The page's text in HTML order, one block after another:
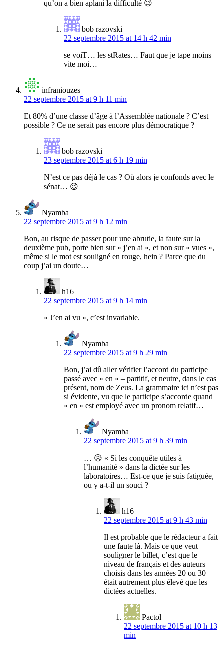
qu’on a bien aplani la difficulté 😉
bob razovski
22 septembre 2015 at 14 h 42 min
se voiT… les stRates… Faut que je tape moins
vite moi…
infraniouzes
22 septembre 2015 at 9 h 11 min
Et 80% d’une classe d’âge à l’Assemblée nationale ? C’est
possible ? Ce ne serait pas encore plus démocratique ?
bob razovski
23 septembre 2015 at 6 h 19 min
N’est ce pas déjà le cas ? Où alors je confonds avec le
sénat… 😉
Nyamba
22 septembre 2015 at 9 h 12 min
Bon, au risque de passer pour une abrutie, la faute sur la
deuxième pub, porte bien sur « j’en ai », et non sur « vues »,
même si le mot est souligné en rouge, hein ? Parce que du
coup j’ai un doute…
h16
22 septembre 2015 at 9 h 14 min
« J’en ai vu », c’est invariable.
Nyamba
22 septembre 2015 at 9 h 29 min
Bon, j’ai dû aller vérifier l’accord du participe
passé avec « en » – partitif, et neutre, dans le cas
présent, nom de Zeus. La grammaire ici n’est pas
si évidente, vu que le participe s’accorde quand
« en » est employé avec un pronom relatif…
Nyamba
22 septembre 2015 at 9 h 39 min
… 😥 « Si les conquête utiles à
l’humanité » dans la dictée sur les
laboratoires… Est-ce que je suis fatiguée,
ou y a-t-il un souci ?
h16
22 septembre 2015 at 9 h 43 min
Il est probable que le rédacteur a fait
une faute là. Mais ce que veut
souligner le billet, c’est que le
niveau de français et des auteurs
choisis dans les années 20 ou 30
était autrement plus élevé que les
dictées actuelles.
Pactol
22 septembre 2015 at 10 h 13
min